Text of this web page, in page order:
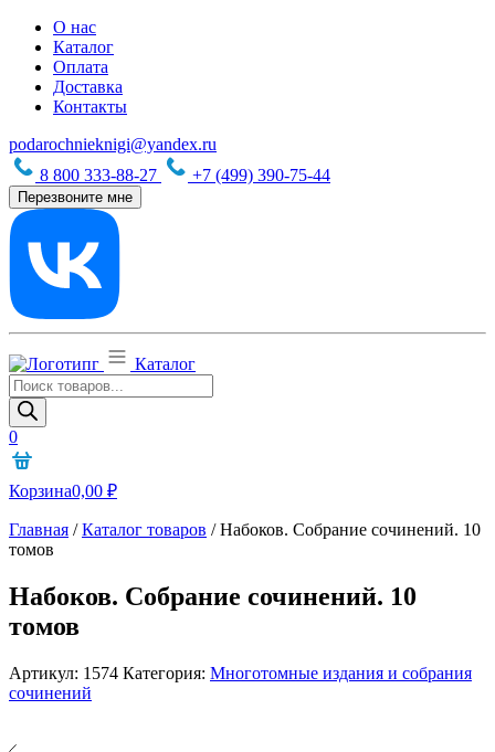
О нас
Каталог
Оплата
Доставка
Контакты
podarochnieknigi@yandex.ru
8 800 333-88-27
+7 (499) 390-75-44
Перезвоните мне
Каталог
Поиск
товаров
0
Корзина0,00 ₽
Главная /Каталог товаров /Набоков. Собрание сочинений. 10
томов
Набоков. Собрание сочинений. 10
томов
Артикул: 1574 Категория: Многотомные издания и собрания
сочинений